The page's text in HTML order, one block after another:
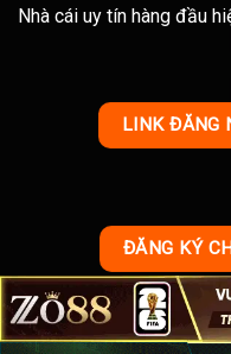
Nhà cái uy tín hàng đầu
LINK ĐĂNG
ĐĂNG KÝ